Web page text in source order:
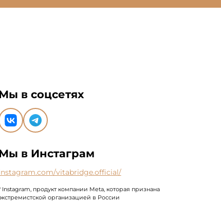
в соцсетях
в Инстаграм
vitabridge.official/
Instagram, продукт компании Meta, которая признана
организацией в России